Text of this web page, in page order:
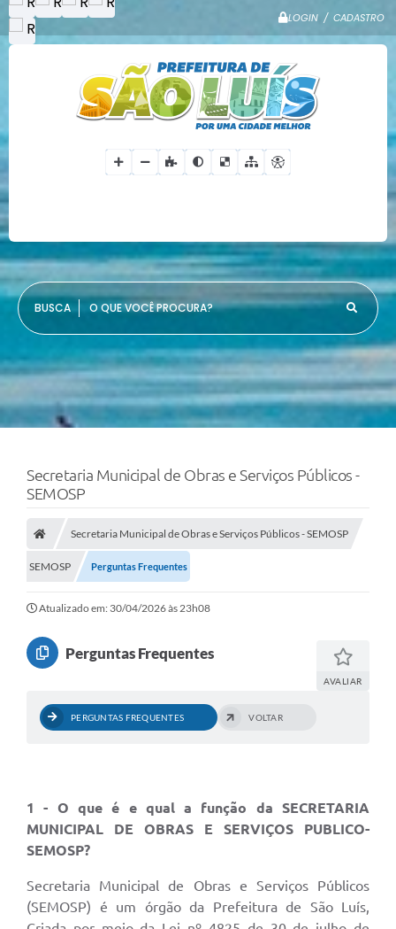
LOGIN / CADASTRO
O QUE VOCÊ PROCURA?
Secretaria Municipal de Obras e Serviços Públicos -
SEMOSP
Secretaria Municipal de Obras e Serviços Públicos - SEMOSP
SEMOSP Perguntas Frequentes
Atualizado em: 30/04/2026 às 23h08
Perguntas Frequentes
AVALIAR
PERGUNTAS FREQUENTES VOLTAR
1 - O que é e qual a função da SECRETARIA
MUNICIPAL DE OBRAS E SERVIÇOS PUBLICO-
SEMOSP?
Secretaria Municipal de Obras e Serviços Públicos
(SEMOSP) é um órgão da Prefeitura de São Luís,